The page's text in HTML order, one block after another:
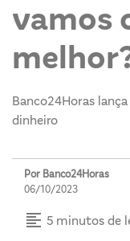
vamos
Banco24Horas
dinheiro
Por Banco24Horas
06/10/2023
format_align_left 5 minutos de